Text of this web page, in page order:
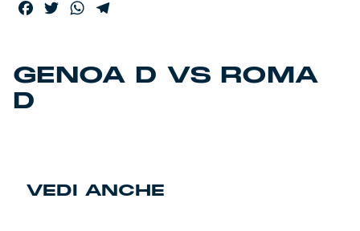
Training
Kit Gara 25/26
Facebook
TwitterWhatsApp
GENOA D VS ROMA
D
VEDI ANCHE